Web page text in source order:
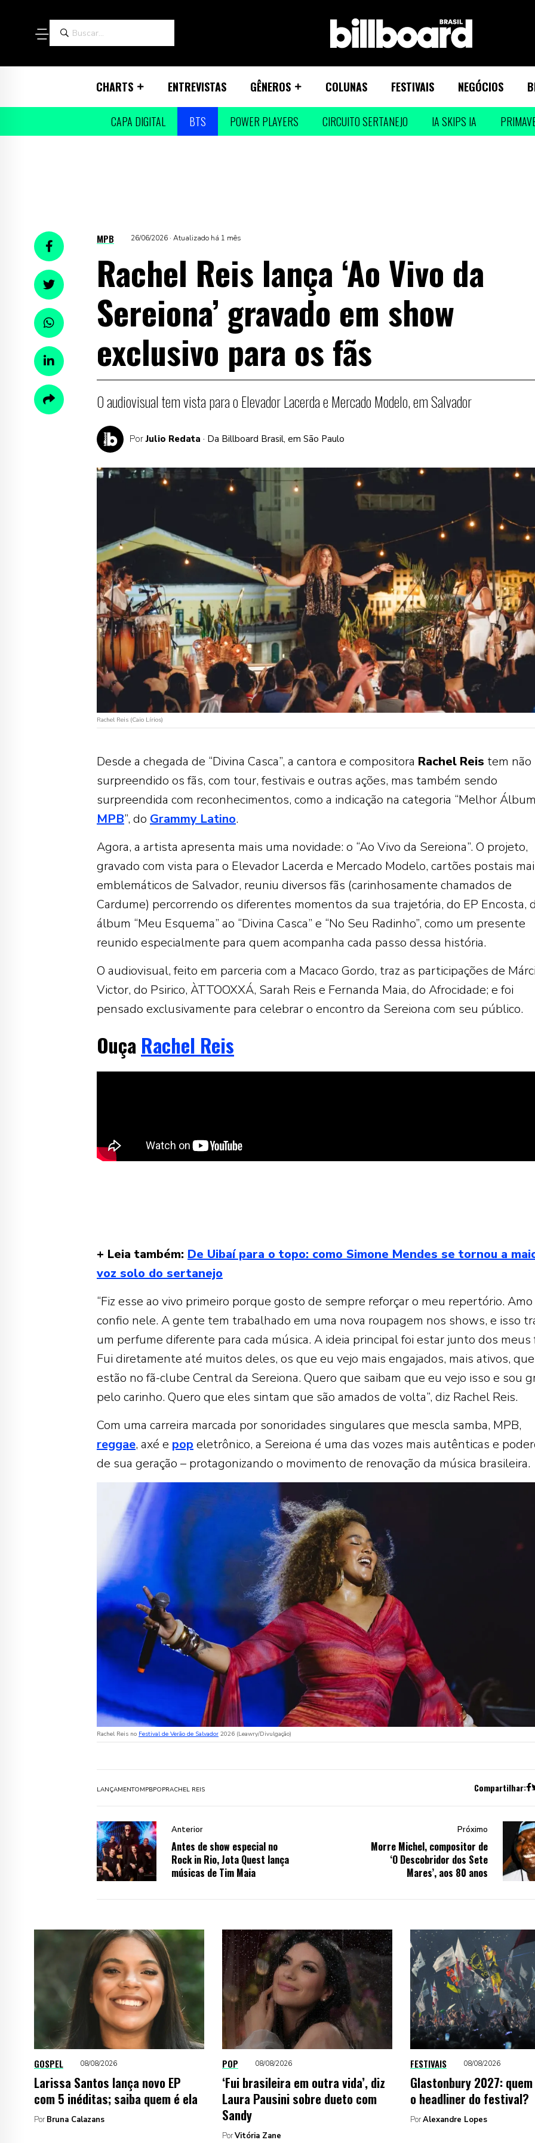
CHARTS ENTREVISTAS GÊNEROS COLUNAS FESTIVAIS NEGÓCIOS
CAPA DIGITAL BTS POWER PLAYERS CIRCUITO SERTANEJO IA SKIPS IA
MPB 26/06/2026 · Atualizado há 1 mês
Rachel Reis lança ‘Ao Vivo da
Sereiona’ gravado em show
exclusivo para os fãs
O audiovisual tem vista para o Elevador Lacerda e Mercado Modelo, em Salvador
Por Julio Redata · Da Billboard Brasil, em São Paulo
Rachel Reis (Caio Lírios)
Desde a chegada de “Divina Casca”, a cantora e compositora Rachel Reis tem não
surpreendido os fãs, com tour, festivais e outras ações, mas também sendo
surpreendida com reconhecimentos, como a indicação na categoria “Melhor
MPB”, do Grammy Latino.
Agora, a artista apresenta mais uma novidade: o “Ao Vivo da Sereiona”. O projeto,
gravado com vista para o Elevador Lacerda e Mercado Modelo, cartões postais
emblemáticos de Salvador, reuniu diversos fãs (carinhosamente chamados de
Cardume) percorrendo os diferentes momentos da sua trajetória, do EP Encosta,
álbum “Meu Esquema” ao “Divina Casca” e “No Seu Radinho”, como um presente
reunido especialmente para quem acompanha cada passo dessa história.
O audiovisual, feito em parceria com a Macaco Gordo, traz as participações de
Victor, do Psirico, ÀTTOOXXÁ, Sarah Reis e Fernanda Maia, do Afrocidade; e foi
pensado exclusivamente para celebrar o encontro da Sereiona com seu público.
Ouça Rachel Reis
+ Leia também: De Uibaí para o topo: como Simone Mendes se tornou a
voz solo do sertanejo
“Fiz esse ao vivo primeiro porque gosto de sempre reforçar o meu repertório. Amo
confio nele. A gente tem trabalhado em uma nova roupagem nos shows, e isso
um perfume diferente para cada música. A ideia principal foi estar junto dos meus
Fui diretamente até muitos deles, os que eu vejo mais engajados, mais ativos, que
estão no fã-clube Central da Sereiona. Quero que saibam que eu vejo isso e sou
pelo carinho. Quero que eles sintam que são amados de volta”, diz Rachel Reis.
Com uma carreira marcada por sonoridades singulares que mescla samba, MPB,
reggae, axé e pop eletrônico, a Sereiona é uma das vozes mais autênticas e
de sua geração – protagonizando o movimento de renovação da música brasileira.
Rachel Reis no Festival de Verão de Salvador 2026 (Leawry/Divulgação)
LANÇAMENTOMPBPOPRACHEL REIS Compartilhar:
Anterior
Antes de show especial no
Rock in Rio, Jota Quest lança
músicas de Tim Maia
Próximo
Morre Michel, compositor de
‘O Descobridor dos Sete
Mares’, aos 80 anos
GOSPEL 08/08/2026
Larissa Santos lança novo EP
com 5 inéditas; saiba quem é ela
Por Bruna Calazans
POP 08/08/2026
‘Fui brasileira em outra vida’, diz
Laura Pausini sobre dueto com
Sandy
PorVitória Zane
FESTIVAIS 08/08/2026
Glastonbury 2027:
o headliner do festival?
PorAlexandre Lopes